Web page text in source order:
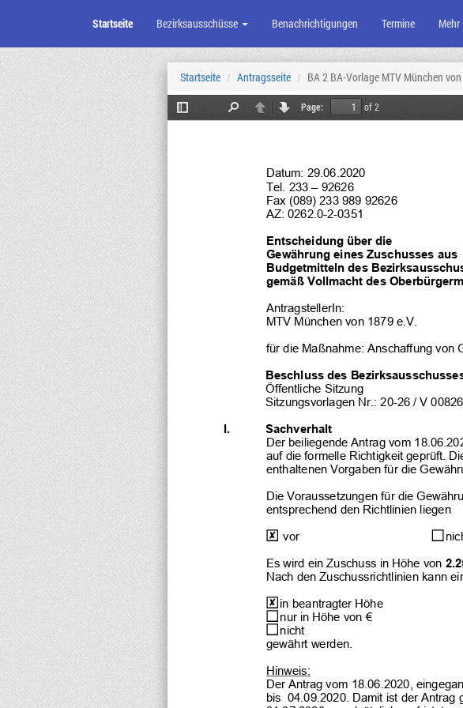
Zum
Seiteninhalt
Startseite Bezirksausschüsse Benachrichtigungen Termine Mehr
Startseite Antragsseite BA 2 BA-Vorlage MTV München
Toggle
Find PreviousNext
Page:
of 2
Datum: 29.06.2020
Tel. 233 – 92626
Fax (089) 233 989 92626
AZ: 0262.0-2-0351
Entscheidung über die
Gewährung eines Zuschusses aus
Budgetmitteln des
gemäß Vollmacht des
AntragstellerIn:
MTV München von 1879 e.V.
für die Maßnahme: Anschaffung von
Beschluss des
Öffentliche Sitzung
Sitzungsvorlagen Nr.: 20-26 / V 00826
I.
Sachverhalt
Der beiliegende Antrag vom
auf die formelle Richtigkeit geprüft.
enthaltenen Vorgaben für die
Die Voraussetzungen für die
entsprechend den Richtlinien liegen
  vor
Es wird ein Zuschuss in Höhe von
Nach den Zuschussrichtlinien kann
in beantragter Höhe
nur in Höhe von €
nicht
gewährt werden.
Hinweis:
Der Antrag vom 18.06.2020 ,
bis 04.09.2020. Damit ist der Antrag